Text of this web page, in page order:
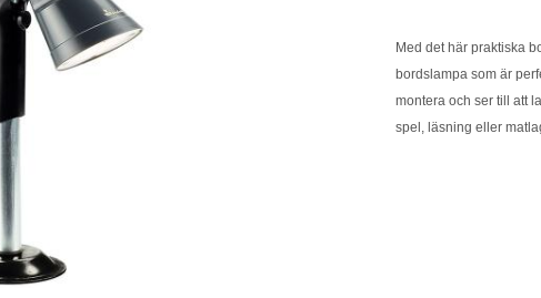
Med det här praktiska
bordslampa som är
montera och ser till att
spel, läsning eller